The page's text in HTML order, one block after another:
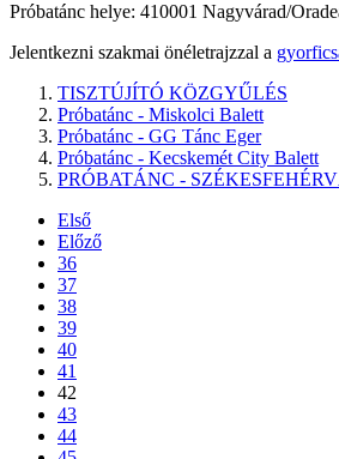
Próbatánc helye: 410001 Nagyvárad/
Jelentkezni szakmai önéletrajzzal a
TISZTÚJÍTÓ KÖZGYŰLÉS
Próbatánc - Miskolci Balett
Próbatánc - GG Tánc Eger
Próbatánc - Kecskemét City Balett
PRÓBATÁNC -
Első
Előző
36
37
38
39
40
41
42
43
44